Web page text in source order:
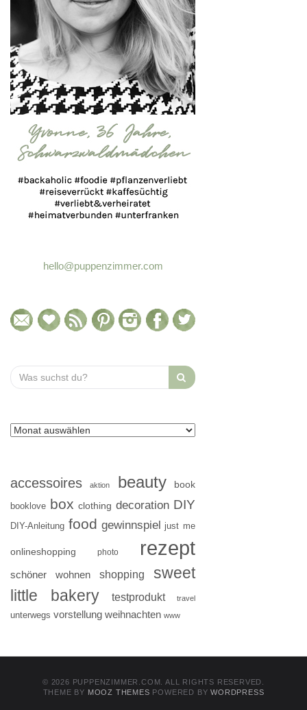
hello@puppenzimmer.com
Search
for:
accessoires aktion beauty book
booklove box clothing decoration DIY
DIY-Anleitung food gewinnspiel just me
onlineshopping photo rezept
schöner wohnen shopping
sweet
little bakery
testprodukt travel
unterwegs vorstellung weihnachten www
© 2026 PUPPENZIMMER.COM. ALL RIGHTS RESERVED.
THEME BY MOOZ THEMES POWERED BYWORDPRESS